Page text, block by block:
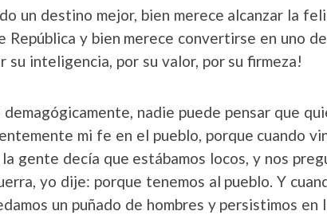
un destino mejor, bien merece alcanzar la
República y bien merece convertirse en uno
su inteligencia, por su valor, por su firmeza!
nadie puede pensar que
mi fe en el pueblo, porque cuando
gente decía que estábamos locos, y nos
yo dije: porque tenemos al pueblo. Y
un puñado de hombres y persistimos en